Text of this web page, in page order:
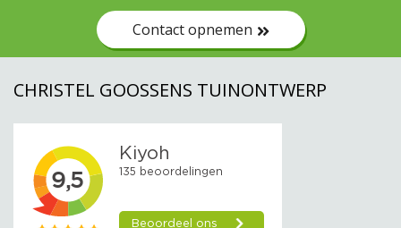
Contact opnemen
CHRISTEL GOOSSENS TUINONTWERP